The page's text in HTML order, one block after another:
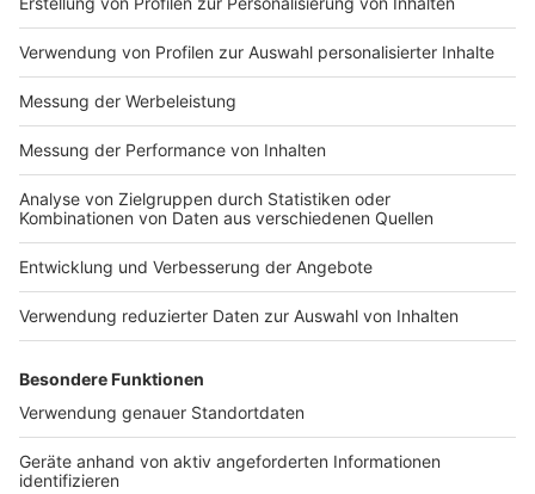
Impressum
Nutzungsbedingungen
Jobs
Presse
Werben
Archiv
ANTENNE BAYERN GROUP
Stiftung ANTENNE BAYERN
Kontakt
Studio-Hotline
Verkehrs-Hotline
Newsletter